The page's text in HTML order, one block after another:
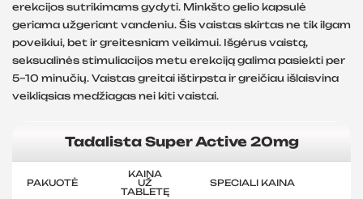
erekcijos sutrikimams gydyti. Minkšto gelio kapsulė
geriama užgeriant vandeniu. Šis vaistas skirtas ne tik ilgam
poveikiui, bet ir greitesniam veikimui. Išgėrus vaistą,
seksualinės stimuliacijos metu erekciją galima pasiekti per
5–10 minučių. Vaistas greitai ištirpsta ir greičiau išlaisvina
veikliąsias medžiagas nei kiti vaistai.
Tadalista Super Active 20mg
PAKUOTĖ
KAINA
UŽ
TABLETĘ
SPECIALI KAINA